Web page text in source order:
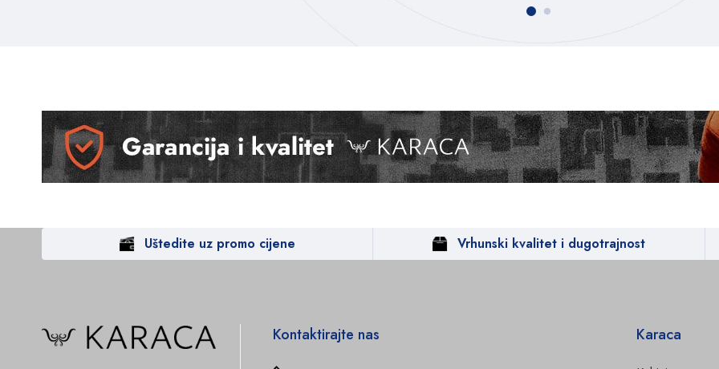
Uštedite uz promo cijene Vrhunski kvalitet i dugotrajnost
Kontaktirajte nas Karaca